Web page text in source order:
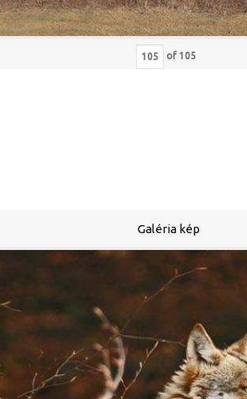
of 105
Galéria kép